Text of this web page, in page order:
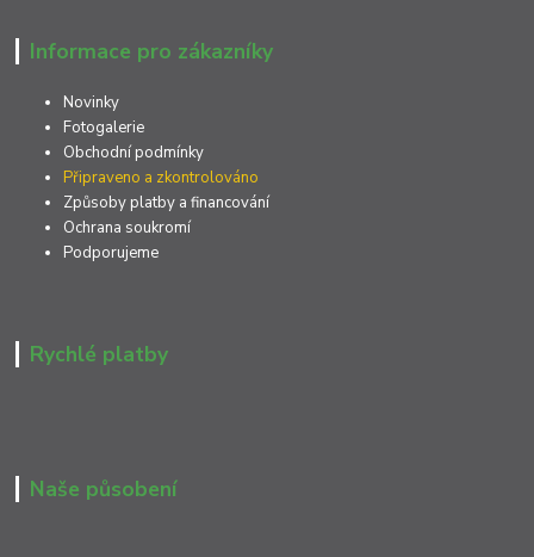
Informace pro zákazníky
Novinky
Fotogalerie
Obchodní podmínky
Připraveno a zkontrolováno
Způsoby platby a financování
Ochrana soukromí
Podporujeme
Rychlé platby
Naše působení